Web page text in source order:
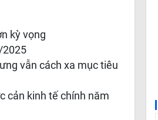
kỳ vọng
2025
vẫn cách xa mục tiêu
cản kinh tế chính năm